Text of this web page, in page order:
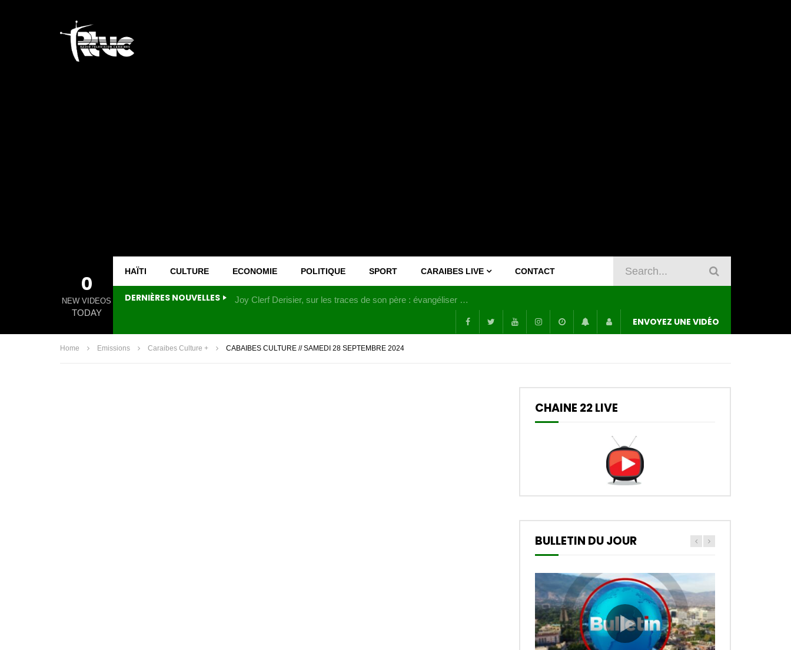
0
NEW VIDEOS
TODAY
HAÏTI CULTURE ECONOMIE POLITIQUE SPORT CARAIBES LIVE CONTACT
DERNIÈRES NOUVELLES Joy Clerf Derisier, sur les traces de son père : évangéliser par la musique
ENVOYEZ UNE VIDÉO
Home Emissions Caraibes Culture + CABAIBES CULTURE // SAMEDI 28 SEPTEMBRE 2024
CHAINE 22 LIVE
BULLETIN DU JOUR